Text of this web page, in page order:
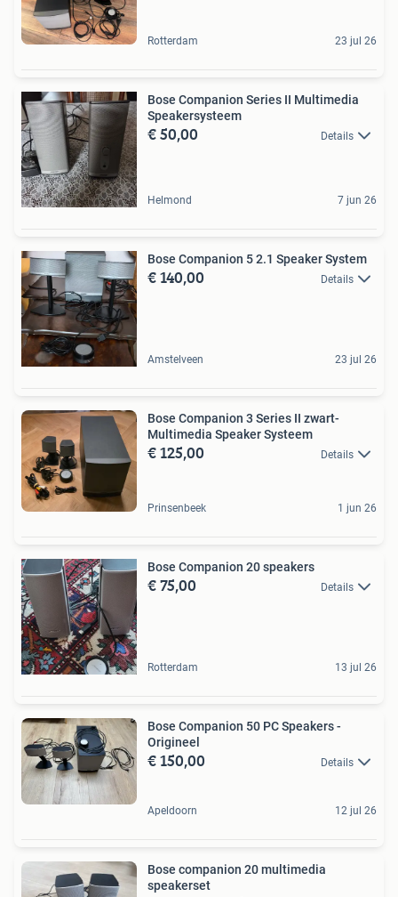
Rotterdam 23 jul 26
Bose Companion Series II Multimedia
Speakersysteem
€ 50,00 Details
Helmond 7 jun 26
Bose Companion 5 2.1 Speaker System
€ 140,00 Details
Amstelveen 23 jul 26
Bose Companion 3 Series II zwart-
Multimedia Speaker Systeem
€ 125,00 Details
Prinsenbeek 1 jun 26
Bose Companion 20 speakers
€ 75,00 Details
Rotterdam 13 jul 26
Bose Companion 50 PC Speakers -
Origineel
€ 150,00 Details
Apeldoorn 12 jul 26
Bose companion 20 multimedia
speakerset